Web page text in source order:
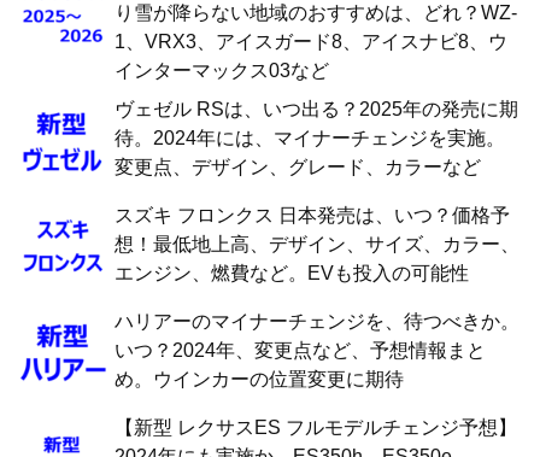
り雪が降らない地域のおすすめは、どれ？WZ-
1、VRX3、アイスガード8、アイスナビ8、ウ
インターマックス03など
ヴェゼル RSは、いつ出る？2025年の発売に期
待。2024年には、マイナーチェンジを実施。
変更点、デザイン、グレード、カラーなど
スズキ フロンクス 日本発売は、いつ？価格予
想！最低地上高、デザイン、サイズ、カラー、
エンジン、燃費など。EVも投入の可能性
ハリアーのマイナーチェンジを、待つべきか。
いつ？2024年、変更点など、予想情報まと
め。ウインカーの位置変更に期待
【新型 レクサスES フルモデルチェンジ予想】